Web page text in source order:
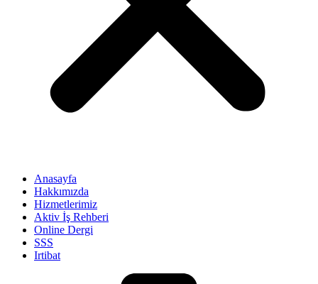
Anasayfa
Hakkımızda
Hizmetlerimiz
Aktiv İş Rehberi
Online Dergi
SSS
Irtibat